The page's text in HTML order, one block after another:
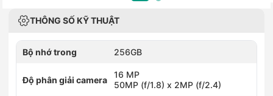
THÔNG SỐ KỸ THUẬT
Bộ nhớ trong 256GB
Độ phân giải camera
16 MP
50MP (f/1.8) x 2MP (f/2.4)